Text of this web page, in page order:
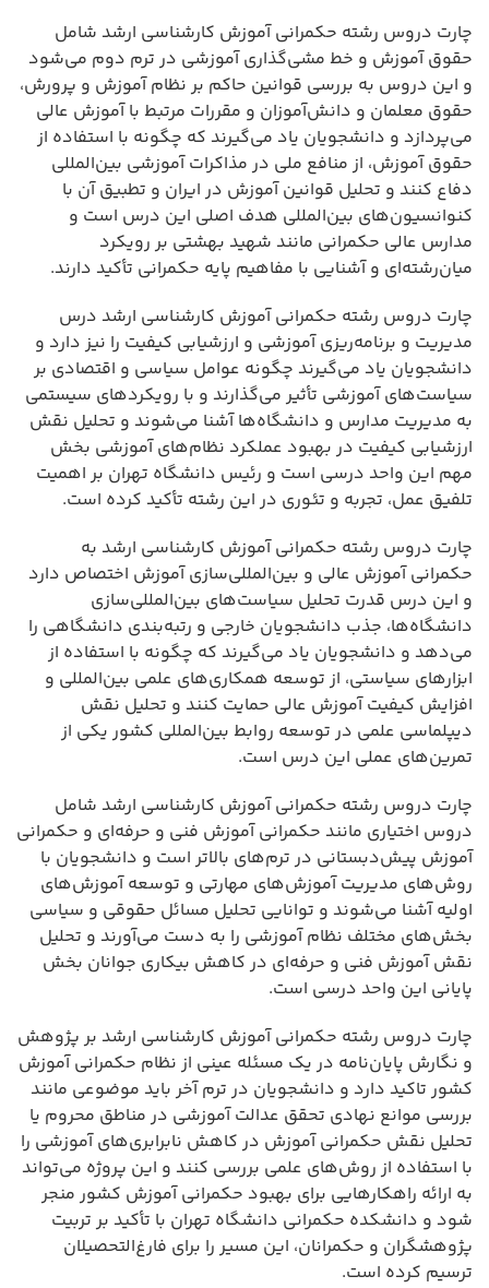
چارت دروس رشته حکمرانی آموزش کارشناسی ارشد شامل
حقوق آموزش و خط مشی‌گذاری آموزشی در ترم دوم می‌شود
و این دروس به بررسی قوانین حاکم بر نظام آموزش و پرورش،
حقوق معلمان و دانش‌آموزان و مقررات مرتبط با آموزش عالی
می‌پردازد و دانشجویان یاد می‌گیرند که چگونه با استفاده از
حقوق آموزش، از منافع ملی در مذاکرات آموزشی بین‌المللی
دفاع کنند و تحلیل قوانین آموزش در ایران و تطبیق آن با
کنوانسیون‌های بین‌المللی هدف اصلی این درس است و
مدارس عالی حکمرانی مانند شهید بهشتی بر رویکرد
میان‌رشته‌ای و آشنایی با مفاهیم پایه حکمرانی تأکید دارند.
چارت دروس رشته حکمرانی آموزش کارشناسی ارشد درس
مدیریت و برنامه‌ریزی آموزشی و ارزشیابی کیفیت را نیز دارد و
دانشجویان یاد می‌گیرند چگونه عوامل سیاسی و اقتصادی بر
سیاست‌های آموزشی تأثیر می‌گذارند و با رویکردهای سیستمی
به مدیریت مدارس و دانشگاه‌ها آشنا می‌شوند و تحلیل نقش
ارزشیابی کیفیت در بهبود عملکرد نظام‌های آموزشی بخش
مهم این واحد درسی است و رئیس دانشگاه تهران بر اهمیت
تلفیق عمل، تجربه و تئوری در این رشته تأکید کرده است.
چارت دروس رشته حکمرانی آموزش کارشناسی ارشد به
حکمرانی آموزش عالی و بین‌المللی‌سازی آموزش اختصاص دارد
و این درس قدرت تحلیل سیاست‌های بین‌المللی‌سازی
دانشگاه‌ها، جذب دانشجویان خارجی و رتبه‌بندی دانشگاهی را
می‌دهد و دانشجویان یاد می‌گیرند که چگونه با استفاده از
ابزارهای سیاستی، از توسعه همکاری‌های علمی بین‌المللی و
افزایش کیفیت آموزش عالی حمایت کنند و تحلیل نقش
دیپلماسی علمی در توسعه روابط بین‌المللی کشور یکی از
تمرین‌های عملی این درس است.
چارت دروس رشته حکمرانی آموزش کارشناسی ارشد شامل
دروس اختیاری مانند حکمرانی آموزش فنی و حرفه‌ای و حکمرانی
آموزش پیش‌دبستانی در ترم‌های بالاتر است و دانشجویان با
روش‌های مدیریت آموزش‌های مهارتی و توسعه آموزش‌های
اولیه آشنا می‌شوند و توانایی تحلیل مسائل حقوقی و سیاسی
بخش‌های مختلف نظام آموزشی را به دست می‌آورند و تحلیل
نقش آموزش فنی و حرفه‌ای در کاهش بیکاری جوانان بخش
پایانی این واحد درسی است.
چارت دروس رشته حکمرانی آموزش کارشناسی ارشد بر پژوهش
و نگارش پایان‌نامه در یک مسئله عینی از نظام حکمرانی آموزش
کشور تاکید دارد و دانشجویان در ترم آخر باید موضوعی مانند
بررسی موانع نهادی تحقق عدالت آموزشی در مناطق محروم یا
تحلیل نقش حکمرانی آموزش در کاهش نابرابری‌های آموزشی را
با استفاده از روش‌های علمی بررسی کنند و این پروژه می‌تواند
به ارائه راهکارهایی برای بهبود حکمرانی آموزش کشور منجر
شود و دانشکده حکمرانی دانشگاه تهران با تأکید بر تربیت
پژوهشگران و حکمرانان، این مسیر را برای فارغ‌التحصیلان
ترسیم کرده است.